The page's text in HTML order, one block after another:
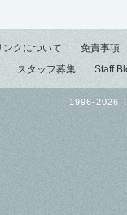
ンクについて
免責事項
スタッフ募集 Staff
1996-2026